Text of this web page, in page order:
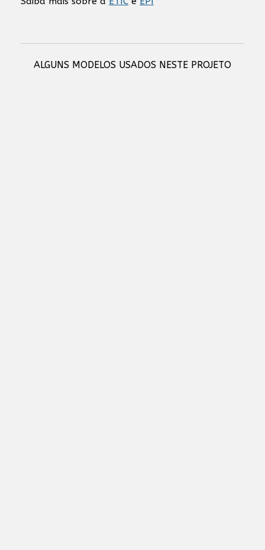
ALGUNS MODELOS USADOS NESTE PROJETO